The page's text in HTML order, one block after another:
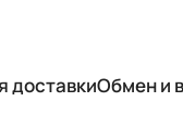
доставкиОбмен и